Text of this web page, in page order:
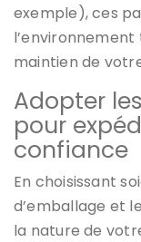
exemple), ces
maintien de
Adopter
pour
confiance
En choisissant
d’emballage et
la nature de